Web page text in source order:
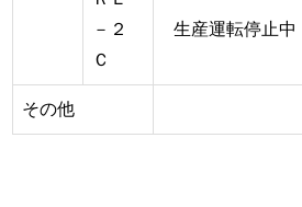
－２
Ｃ
生産運転停止中
その他